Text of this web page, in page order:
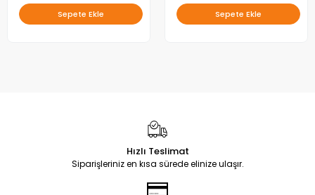
Sepete Ekle Sepete Ekle
Hızlı Teslimat
Siparişleriniz en kısa sürede elinize ulaşır.